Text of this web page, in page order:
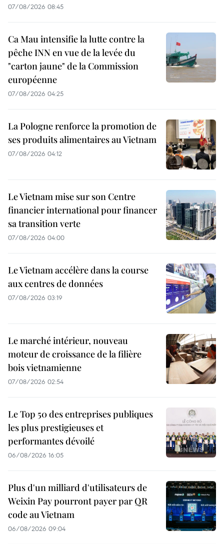
07/08/2026 08:45
Ca Mau intensifie la lutte contre la
pêche INN en vue de la levée du
"carton jaune" de la Commission
européenne
07/08/2026 04:25
La Pologne renforce la promotion de
ses produits alimentaires au Vietnam
07/08/2026 04:12
Le Vietnam mise sur son Centre
financier international pour financer
sa transition verte
07/08/2026 04:00
Le Vietnam accélère dans la course
aux centres de données
07/08/2026 03:19
Le marché intérieur, nouveau
moteur de croissance de la filière
bois vietnamienne
07/08/2026 02:54
Le Top 50 des entreprises publiques
les plus prestigieuses et
performantes dévoilé
06/08/2026 16:05
Plus d'un milliard d'utilisateurs de
Weixin Pay pourront payer par QR
code au Vietnam
06/08/2026 09:04